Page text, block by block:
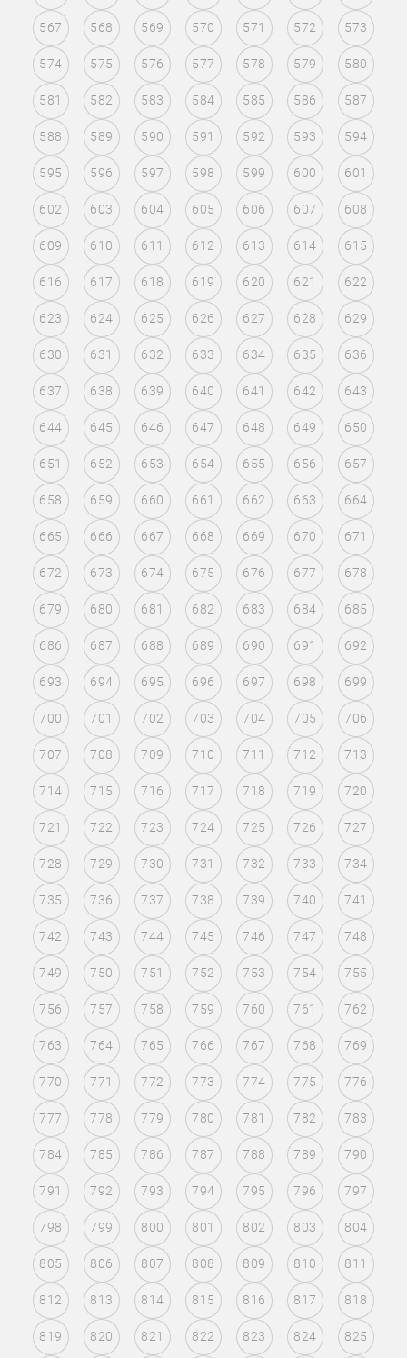
567 568 569 570 571 572 573
574 575 576 577 578 579 580
581 582 583 584 585 586 587
588 589 590 591 592 593 594
595 596 597 598 599 600 601
602 603 604 605 606 607 608
609 610 611 612 613 614 615
616 617 618 619 620 621 622
623 624 625 626 627 628 629
630 631 632 633 634 635 636
637 638 639 640 641 642 643
644 645 646 647 648 649 650
651 652 653 654 655 656 657
658 659 660 661 662 663 664
665 666 667 668 669 670 671
672 673 674 675 676 677 678
679 680 681 682 683 684 685
686 687 688 689 690 691 692
693 694 695 696 697 698 699
700 701 702 703 704 705 706
707 708 709 710 711 712 713
714 715 716 717 718 719 720
721 722 723 724 725 726 727
728 729 730 731 732 733 734
735 736 737 738 739 740 741
742 743 744 745 746 747 748
749 750 751 752 753 754 755
756 757 758 759 760 761 762
763 764 765 766 767 768 769
770 771 772 773 774 775 776
777 778 779 780 781 782 783
784 785 786 787 788 789 790
791 792 793 794 795 796 797
798 799 800 801 802 803 804
805 806 807 808 809 810 811
812 813 814 815 816 817 818
819 820 821 822 823 824 825